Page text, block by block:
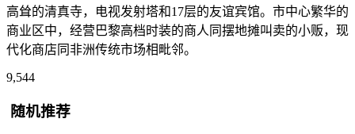
高耸的清真寺，电视发射塔和17层的友谊宾馆。市中心繁华的
商业区中，经营巴黎高档时装的商人同摆地摊叫卖的小贩，现
代化商店同非洲传统市场相毗邻。
9,544
随机推荐